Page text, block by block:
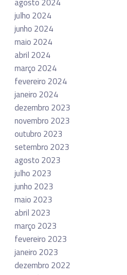
julho 2024
junho 2024
maio 2024
abril 2024
março 2024
fevereiro 2024
janeiro 2024
dezembro 2023
novembro 2023
outubro 2023
setembro 2023
agosto 2023
julho 2023
junho 2023
maio 2023
abril 2023
março 2023
fevereiro 2023
janeiro 2023
dezembro 2022